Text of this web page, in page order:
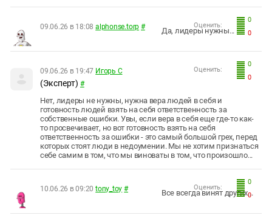
0
0
Оценить:
09.06.26 в 18:08 alphonse.torp # Да, лидеры нужны...
0
0
Оценить:
09.06.26 в 19:47 Игорь С
(Эксперт) #
Нет, лидеры не нужны, нужна вера людей в себя и
готовность людей взять на себя ответственность за
собственные ошибки. Увы, если вера в себя еще где-то как-
то просвечивает, но вот готовность взять на себя
ответственность за ошибки - это самый большой грех, перед
которых стоят люди в недоумении. Мы не хотим признаться
себе самим в том, что мы виноваты в том, что произошло...
0
0
Оценить:
10.06.26 в 09:20 tony_toy # Все всегда винят других...